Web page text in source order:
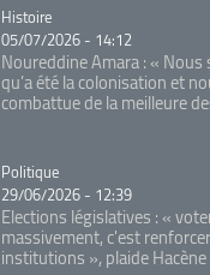
Catégorie
Histoire
05/07/2026 - 14:12
Noureddine Amara : « Nous
qu’a été la colonisation et
combattue de la meilleure
Catégorie
Politique
29/06/2026 - 12:39
Elections législatives : «
massivement, c'est
institutions », plaide Hacène